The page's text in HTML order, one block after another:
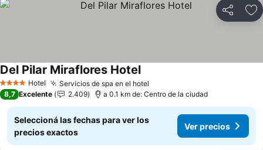
Compartir
4 EstrellasHotel Servicios de spa en el hotel
Del Pilar Miraflores Hotel
8,7 Excelente 2.409 a 0.1 km de: Centro de la ciudad
Seleccioná las fechas para ver los
precios exactos
Ver precios